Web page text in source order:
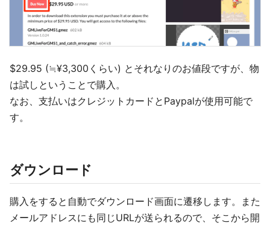
$29.95 (≒¥3,300くらい) とそれなりのお値段ですが、物
は試しということで購入。
なお、支払いはクレジットカードとPaypalが使用可能で
す。
ダウンロード
購入をすると自動でダウンロード画面に遷移します。また
メールアドレスにも同じURLが送られるので、そこから開